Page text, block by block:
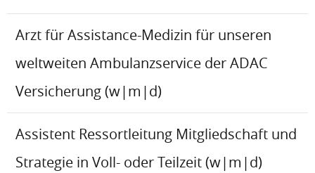
Arzt für Assistance-Medizin für unseren
weltweiten Ambulanzservice der ADAC
Versicherung (w|m|d)
Assistent Ressortleitung Mitgliedschaft und
Strategie in Voll- oder Teilzeit (w|m|d)